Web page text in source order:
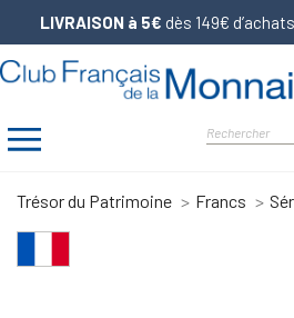
LIVRAISON à 5€ dès 149€
Trésor du Patrimoine Francs